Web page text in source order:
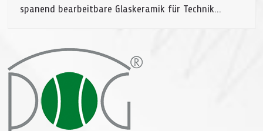
spanend bearbeitbare Glaskeramik für Technik…